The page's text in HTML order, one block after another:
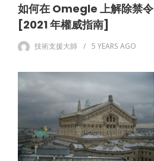
如何在 Omegle 上解除禁令
[2021 年權威指南]
技術支援大師 5 YEARS AGO